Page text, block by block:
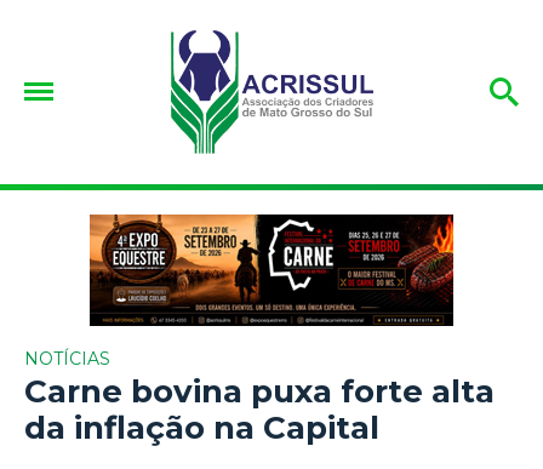
NOTÍCIAS
Carne bovina puxa forte alta
da inflação na Capital